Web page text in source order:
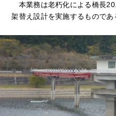
本業務は老朽化による橋長
架替え設計を実施するもので